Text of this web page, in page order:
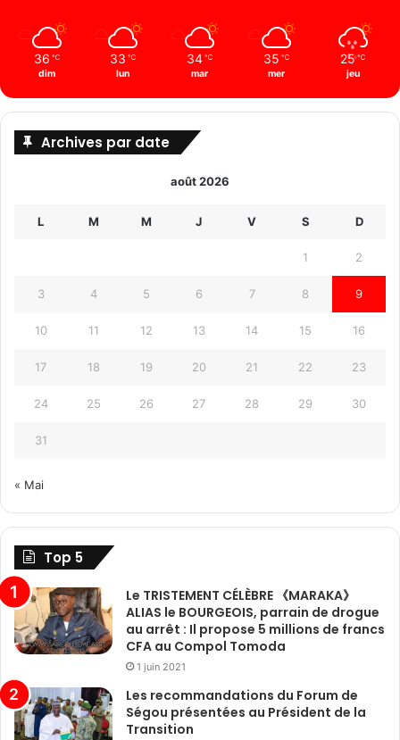
36 ℃
dim
33 ℃
lun
34 ℃
mar
35 ℃
mer
25 ℃
jeu
Archives par date
août 2026
L M M J V S D
1 2
3 4 5 6 7 8 9
10 11 12 13 14 15 16
17 18 19 20 21 22 23
24 25 26 27 28 29 30
31
« Mai
Top 5
Le TRISTEMENT CÉLÈBRE 《MARAKA》
ALIAS le BOURGEOIS, parrain de drogue
au arrêt : Il propose 5 millions de francs
CFA au Compol Tomoda
1 juin 2021
Les recommandations du Forum de
Ségou présentées au Président de la
Transition